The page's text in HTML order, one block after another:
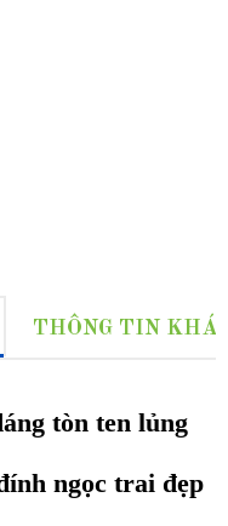
THÔNG TIN
tòn ten lủng
ngọc trai đẹp